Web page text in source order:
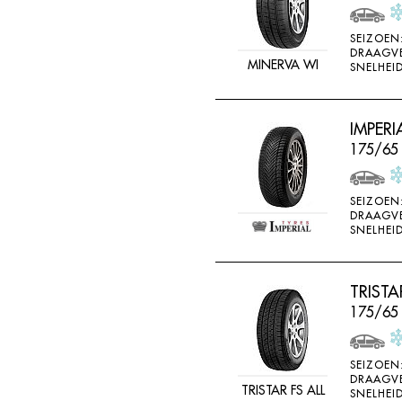
MINERVA WI
175/65
TRISTAR FS ALL
175/65